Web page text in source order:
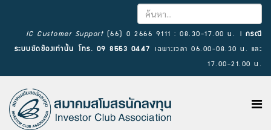
IC Customer Support (66) 0 2666 9111 : 08.30-17.00 น. l กรณี
ระบบขัดข้องเท่านั้น โทร. 09 8553 0447 เฉพาะเวลา 06.00-08.30 น. และ
17.00-21.00 น.
×